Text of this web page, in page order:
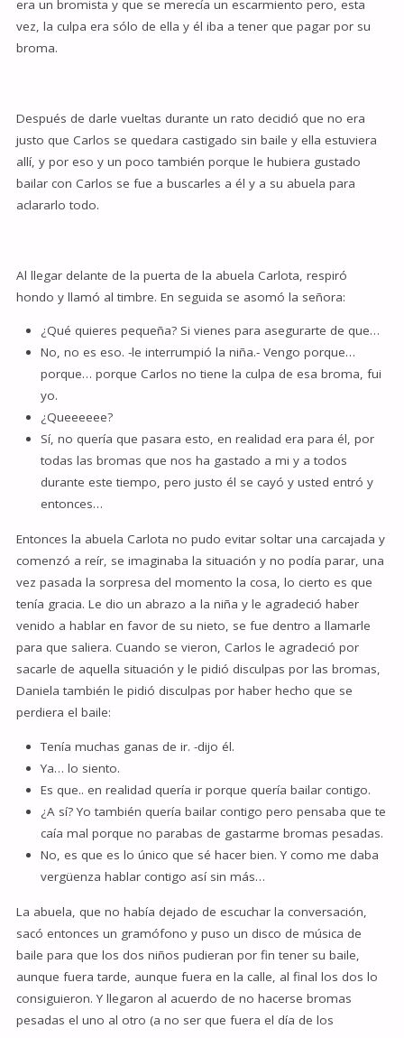
era un bromista y que se merecía un escarmiento pero, esta
vez, la culpa era sólo de ella y él iba a tener que pagar por su
broma.
Después de darle vueltas durante un rato decidió que no era
justo que Carlos se quedara castigado sin baile y ella estuviera
allí, y por eso y un poco también porque le hubiera gustado
bailar con Carlos se fue a buscarles a él y a su abuela para
aclararlo todo.
Al llegar delante de la puerta de la abuela Carlota, respiró
hondo y llamó al timbre. En seguida se asomó la señora:
¿Qué quieres pequeña? Si vienes para asegurarte de que…
No, no es eso. -le interrumpió la niña.- Vengo porque…
porque… porque Carlos no tiene la culpa de esa broma, fui
yo.
¿Queeeeee?
Sí, no quería que pasara esto, en realidad era para él, por
todas las bromas que nos ha gastado a mi y a todos
durante este tiempo, pero justo él se cayó y usted entró y
entonces…
Entonces la abuela Carlota no pudo evitar soltar una carcajada y
comenzó a reír, se imaginaba la situación y no podía parar, una
vez pasada la sorpresa del momento la cosa, lo cierto es que
tenía gracia. Le dio un abrazo a la niña y le agradeció haber
venido a hablar en favor de su nieto, se fue dentro a llamarle
para que saliera. Cuando se vieron, Carlos le agradeció por
sacarle de aquella situación y le pidió disculpas por las bromas,
Daniela también le pidió disculpas por haber hecho que se
perdiera el baile:
Tenía muchas ganas de ir. -dijo él.
Ya… lo siento.
Es que.. en realidad quería ir porque quería bailar contigo.
¿A sí? Yo también quería bailar contigo pero pensaba que te
caía mal porque no parabas de gastarme bromas pesadas.
No, es que es lo único que sé hacer bien. Y como me daba
vergüenza hablar contigo así sin más…
La abuela, que no había dejado de escuchar la conversación,
sacó entonces un gramófono y puso un disco de música de
baile para que los dos niños pudieran por fin tener su baile,
aunque fuera tarde, aunque fuera en la calle, al final los dos lo
consiguieron. Y llegaron al acuerdo de no hacerse bromas
pesadas el uno al otro (a no ser que fuera el día de los